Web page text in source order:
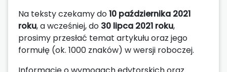
Na teksty czekamy do10 października 2021
roku, a wcześniej, do 30 lipca 2021 roku,
prosimy przesłać temat artykułu oraz jego
formułę (ok. 1000 znaków) w wersji roboczej.